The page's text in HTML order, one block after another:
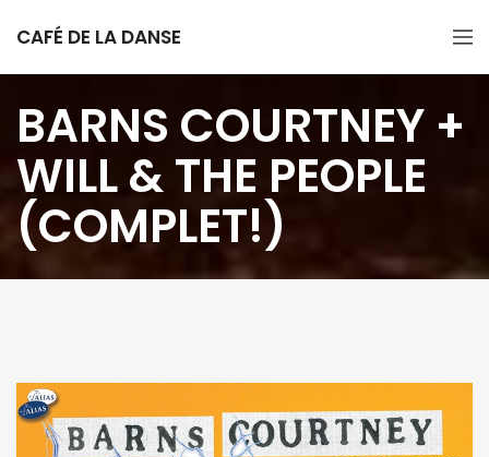
CAFÉ DE LA DANSE
BARNS COURTNEY +
WILL & THE PEOPLE
(COMPLET!)